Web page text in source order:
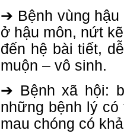
➔ Bệnh vùng hậu
ở hậu môn, nứt
đến hệ bài tiết,
muộn – vô sinh.
➔ Bệnh xã hội:
những bệnh lý
mau chóng có